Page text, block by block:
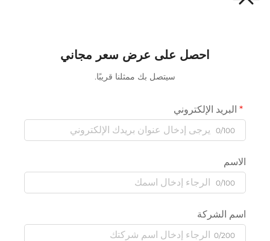
احصل على عرض سعر مجاني
سيتصل بك ممثلنا قريبًا.
الإلكتروني